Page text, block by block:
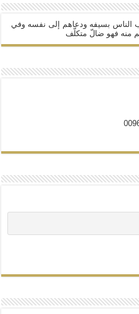
الناس بسيفه ودعاهم إلى نفسه وفي
منه فهو ضالّ متكلّف